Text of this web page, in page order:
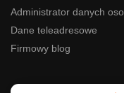
Administrator danych
Dane teleadresowe
Firmowy blog